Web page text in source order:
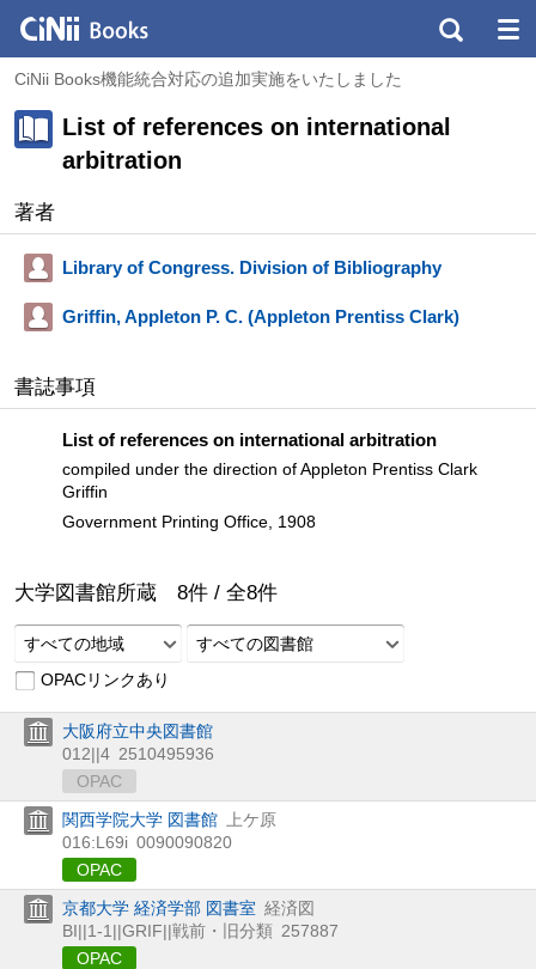
CiNii Books機能統合対応の追加実施をいたしました
List of references on international
arbitration
著者
Library of Congress. Division of Bibliography
Griffin, Appleton P. C. (Appleton Prentiss Clark)
書誌事項
List of references on international arbitration
compiled under the direction of Appleton Prentiss Clark
Griffin
Government Printing Office, 1908
大学図書館所蔵 8件 / 全8件
すべての地域
すべての図書館
OPACリンクあり
大阪府立中央図書館
012||4 2510495936
OPAC
関西学院大学 図書館
上ケ原
016:L69i 0090090820
OPAC
京都大学 経済学部 図書室 経済図
BI||1-1||GRIF||戦前・旧分類 257887
OPAC